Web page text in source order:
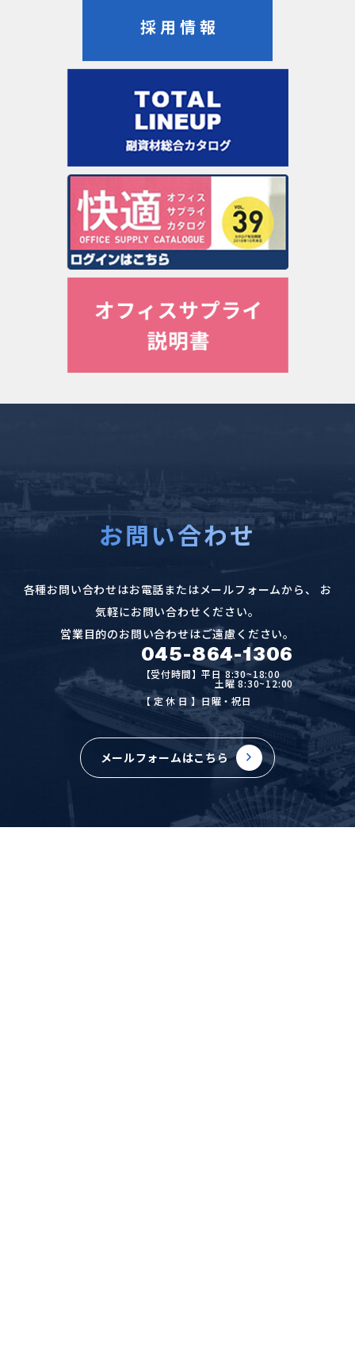
お問い合わせ
各種お問い合わせはお電話またはメールフォームから、
お
気軽にお問い合わせください。
営業目的のお問い合わせはご遠慮ください。
045-864-1306
【受付時間】平日 8:30~18:00
土曜 8:30~12:00
【定休日】日曜・祝日
メールフォームはこちら